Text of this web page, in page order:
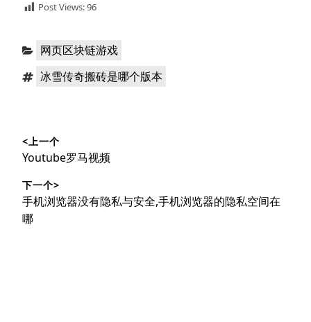
Post Views:96
分
网页区块链游戏
标 冰雪传奇搬砖是哪个版本
章
导
航
<上一个
上
文
章：
Youtube罗马视频
下一个>
下
篇
手机浏览器没有隐私与安全,手机浏览器的隐私空间在
哪